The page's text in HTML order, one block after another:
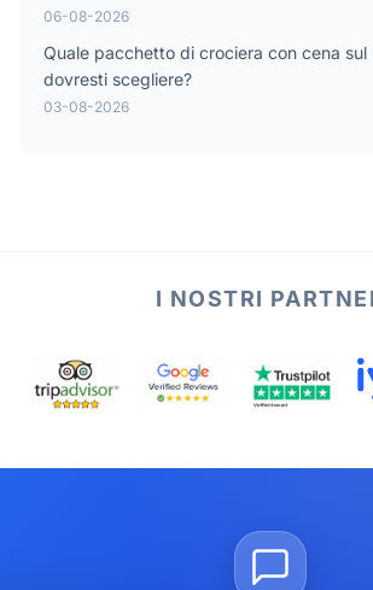
06-08-2026
Quale pacchetto di crociera con cena sul
dovresti scegliere?
03-08-2026
I NOSTRI